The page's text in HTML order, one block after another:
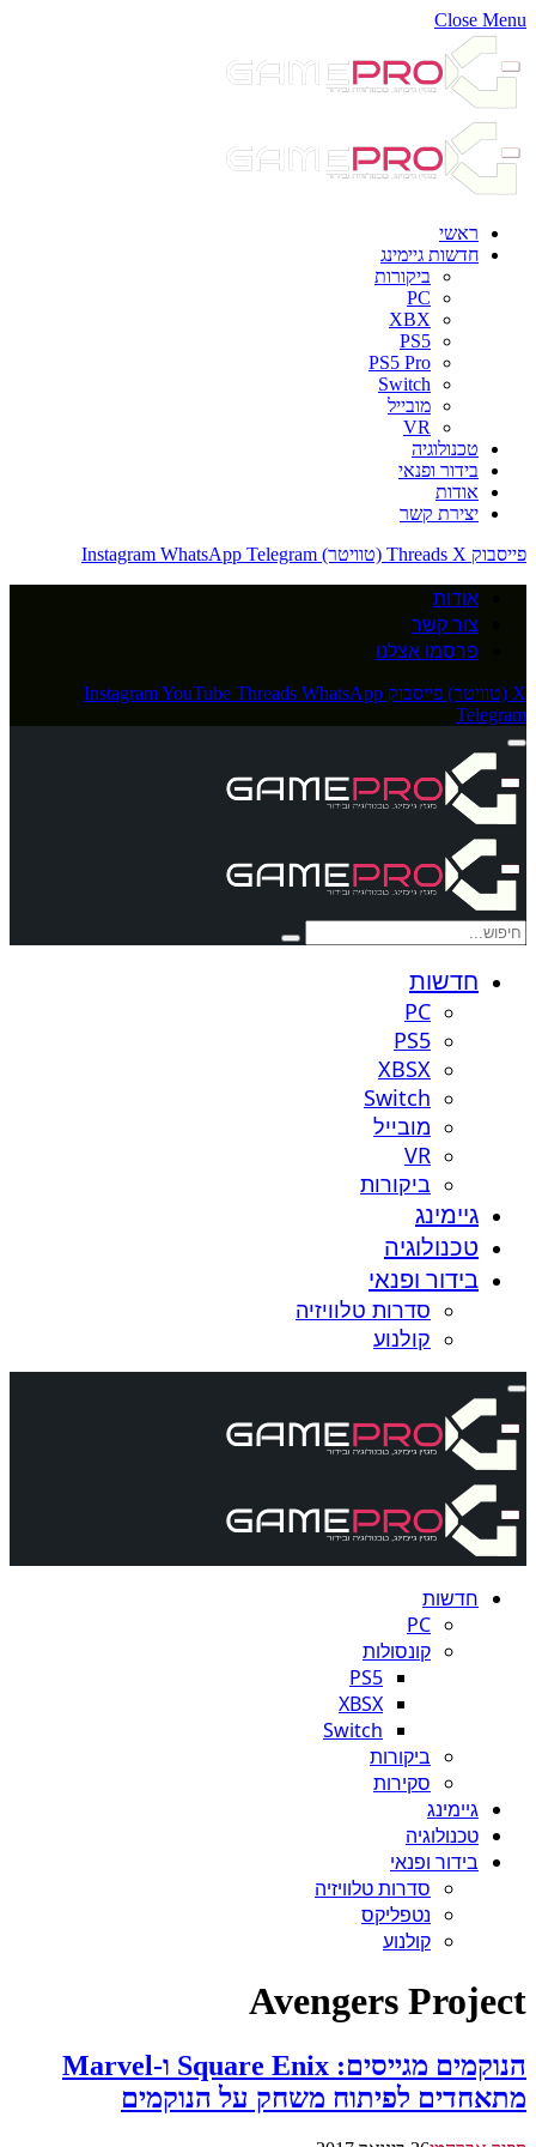
Close Menu
ראשי
חדשות גיימינג
ביקורות
PC
XBX
PS5
PS5 Pro
Switch
מובייל
VR
טכנולוגיה
בידור ופנאי
אודות
יצירת קשר
פייסבוק
Threads X (טוויטר) Instagram WhatsApp Telegram
אודות
צור קשר
פרסמו אצלנו
X (טוויטר) פייסבוק InstagramYouTube Threads WhatsApp
Telegram
חדשות
PC
PS5
XBSX
Switch
מובייל
VR
ביקורות
גיימינג
טכנולוגיה
בידור ופנאי
סדרות טלוויזיה
קולנוע
חדשות
PC
קונסולות
PS5
XBSX
Switch
ביקורות
סקירות
גיימינג
טכנולוגיה
בידור ופנאי
סדרות טלוויזיה
נטפליקס
קולנוע
Avengers Project
הנוקמים מגייסים: Square Enix ו-Marvel
מתאחדים לפיתוח משחק על הנוקמים